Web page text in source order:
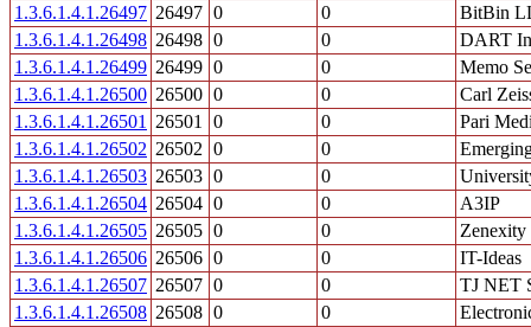
1.3.6.1.4.1.26497 26497 0 0
BitBin
1.3.6.1.4.1.26498 26498 0 0
DART
1.3.6.1.4.1.26499 26499 0 0
Memo
1.3.6.1.4.1.26500 26500 0 0
Carl
1.3.6.1.4.1.26501
26501 0 0
Pari
1.3.6.1.4.1.26502 26502 0 0
1.3.6.1.4.1.26503 26503 0 0
1.3.6.1.4.1.26504 26504 0 0
A3IP
1.3.6.1.4.1.26505 26505 0 0
Zenexity
1.3.6.1.4.1.26506 26506 0 0
IT-Ideas
1.3.6.1.4.1.26507 26507 0 0
TJ NET
1.3.6.1.4.1.26508 26508 0 0